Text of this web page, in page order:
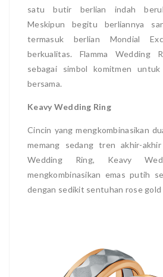
satu butir berlian indah
Meskipun begitu berliannya
termasuk berlian Mondial
berkualitas. Flamma Wedding
sebagai simbol komitmen
bersama.
Keavy Wedding Ring
Cincin yang mengkombinasikan
memang sedang tren akhir-
Wedding Ring, Keavy
mengkombinasikan emas putih
dengan sedikit sentuhan rose gold